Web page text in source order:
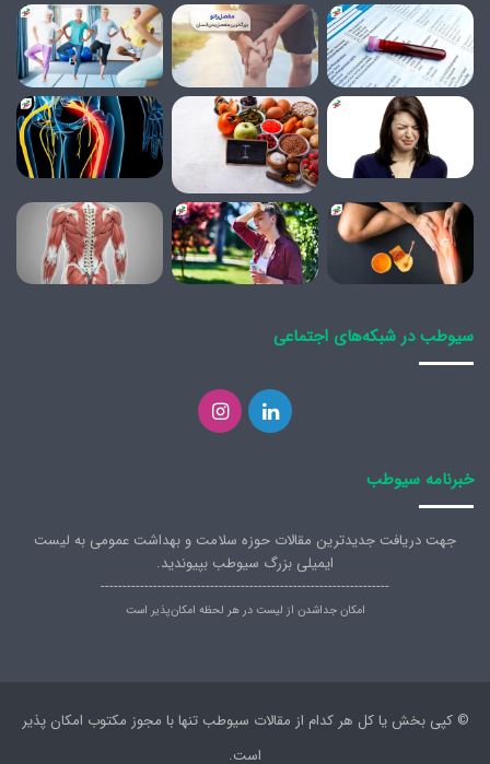
سیوطب در شبکه‌های اجتماعی
لینکدیناینستاگرام
خبرنامه سیوطب
جهت دریافت جدیدترین مقالات حوزه سلامت و بهداشت عمومی به لیست
ایمیلی بزرگ سیوطب بپیوندید.
------------------------------------------------------------------
امکان جداشدن از لیست در هر لحظه امکان‌پذیر است
© کپی بخش یا کل هر کدام از مقالات سیوطب تنها با مجوز مکتوب امکان پذیر
است.